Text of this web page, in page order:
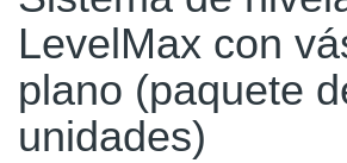
LevelMax con
plano (paquete
unidades)